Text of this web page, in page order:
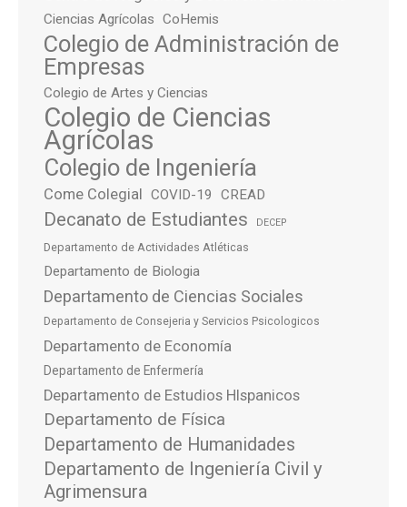
Ciencias Agrícolas CoHemis
Colegio de Administración de
Empresas
Colegio de Artes y Ciencias
Colegio de Ciencias
Agrícolas
Colegio de Ingeniería
Come Colegial COVID-19 CREAD
Decanato de Estudiantes DECEP
Departamento de Actividades Atléticas
Departamento de Biologia
Departamento de Ciencias Sociales
Departamento de Consejeria y Servicios Psicologicos
Departamento de Economía
Departamento de Enfermería
Departamento de Estudios HIspanicos
Departamento de Física
Departamento de Humanidades
Departamento de Ingeniería Civil y
Agrimensura